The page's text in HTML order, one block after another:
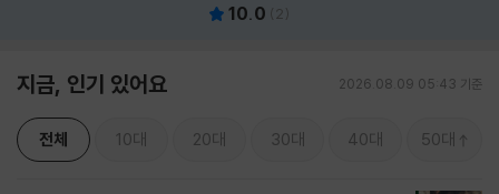
10.0 ( 2)
지금, 인기 있어요 2026.08.09 05:43 기준
전체 10대 20대 30대 40대 50대